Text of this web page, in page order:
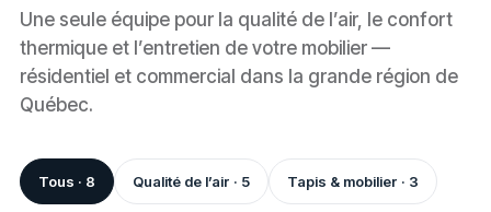
Une seule équipe pour la qualité de l’air, le confort
thermique et l’entretien de votre mobilier —
résidentiel et commercial dans la grande région de
Québec.
Tous · 8 Qualité de l’air · 5 Tapis & mobilier · 3